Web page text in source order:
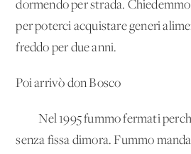
dormendo per strada.
per poterci acquistare generi
freddo per due anni.
Poi arrivò don Bosco
Nel 1995 fummo fermati
senza fissa dimora. Fummo